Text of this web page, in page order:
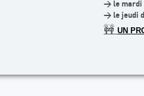
> le mardi
> le jeudi
🚧 UN